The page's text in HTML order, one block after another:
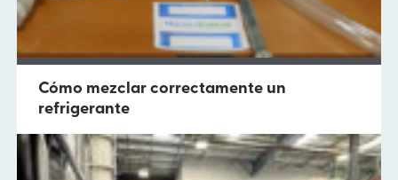
Cómo mezclar correctamente un
refrigerante